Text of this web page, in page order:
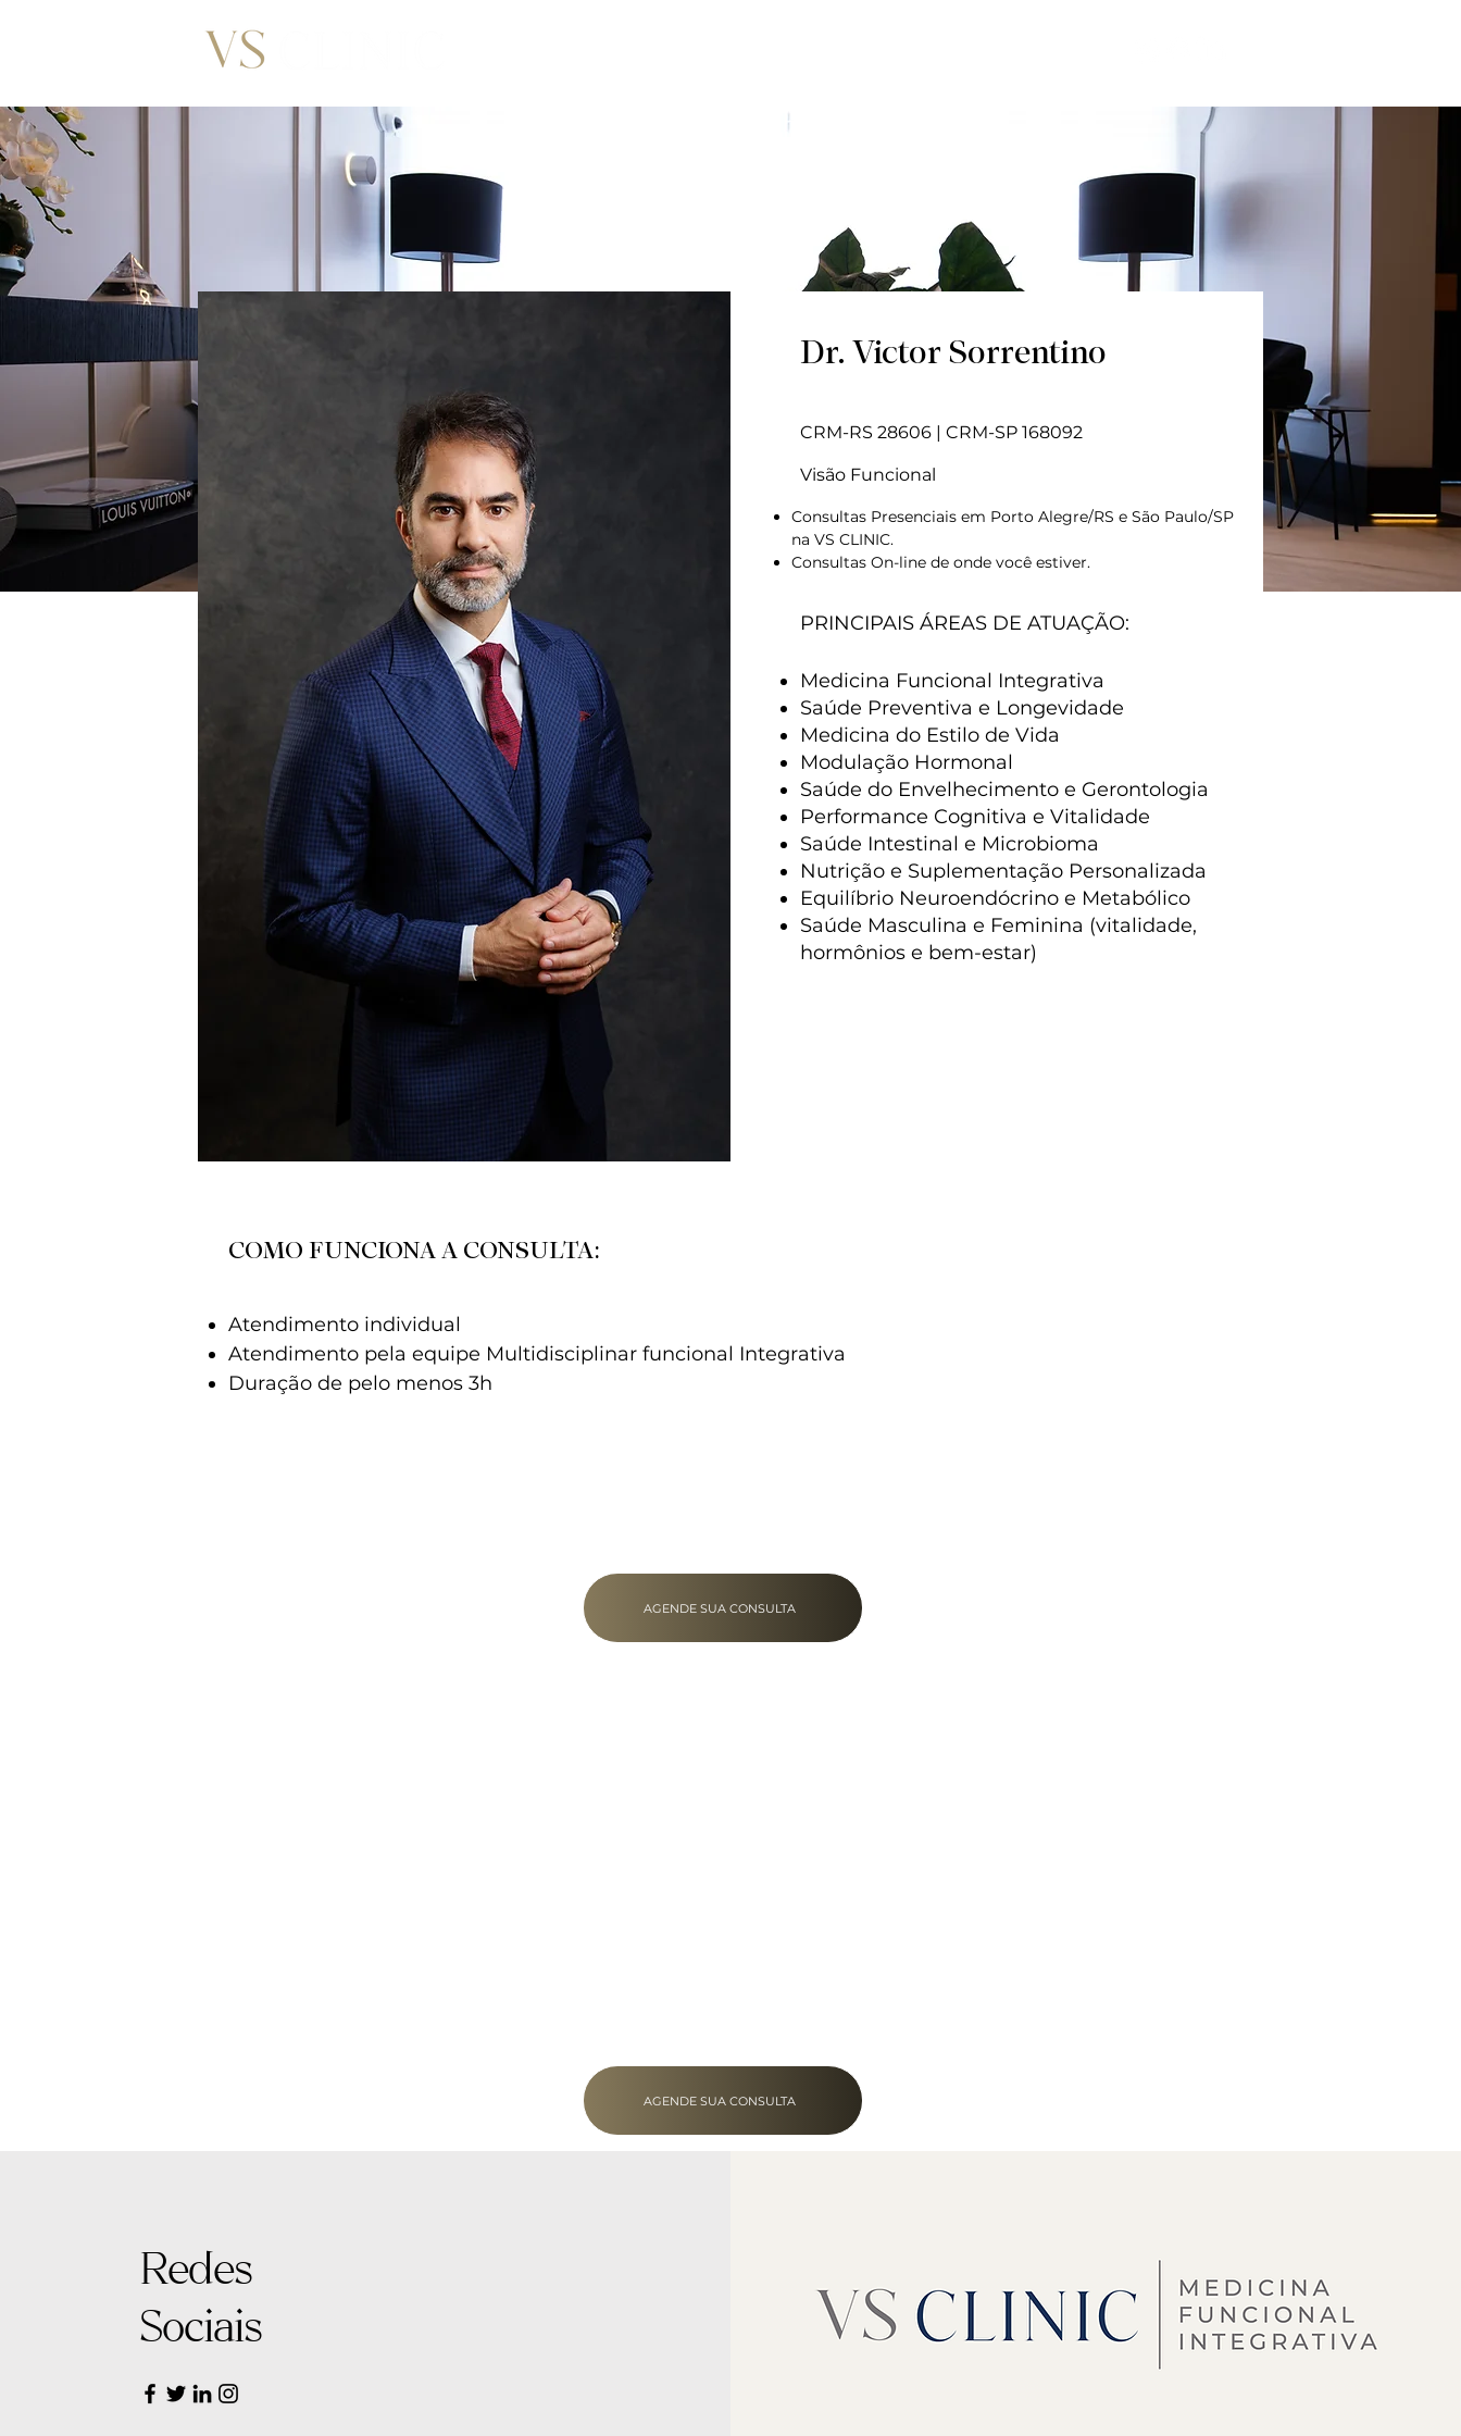
Consultas On-line de onde você estiver.
Dr. Victor Sorrentino
CRM-RS 28606 | CRM-SP 168092
Visão Funcional
Consultas Presenciais em Porto Alegre/RS e São Paulo/SP
na VS CLINIC.
Consultas On-line de onde você estiver.
PRINCIPAIS ÁREAS DE ATUAÇÃO:
Medicina Funcional Integrativa
Saúde Preventiva e Longevidade
Medicina do Estilo de Vida
Modulação Hormonal
Saúde do Envelhecimento e Gerontologia
Performance Cognitiva e Vitalidade
Saúde Intestinal e Microbioma
Nutrição e Suplementação Personalizada
Equilíbrio Neuroendócrino e Metabólico
Saúde Masculina e Feminina (vitalidade,
hormônios e bem-estar)
COMO FUNCIONA A CONSULTA:
Atendimento individual
Atendimento pela equipe Multidisciplinar funcional Integrativa
Duração de pelo menos 3h
AGENDE SUA CONSULTA
AGENDE SUA CONSULTA
Redes
Sociais